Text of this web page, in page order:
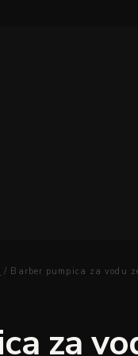
/ Barber pumpica za vodu
za